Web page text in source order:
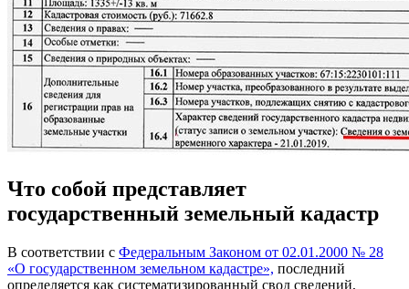
Что собой представляет
государственный земельный кадастр
В соответствии с Федеральным Законом от 02.01.2000 № 28
«О государственном земельном кадастре», последний
определяется как систематизированный свод сведений,